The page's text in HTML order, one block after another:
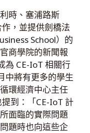
時、塞浦路斯
作，並提供劍橋法
School）的
商學院的新聞報
為 CE-IoT 相關行
中將有更多的學生
環經濟中心主任
到：「CE-IoT 計
面臨的實際問題
題時也向這些企